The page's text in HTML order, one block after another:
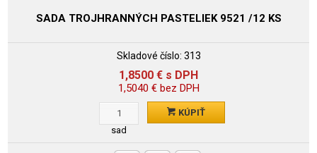
SADA TROJHRANNÝCH PASTELIEK 9521 /12 KS
Skladové číslo: 313
1,8500 € s DPH
1,5040 €bez DPH
sad
KÚPIŤ